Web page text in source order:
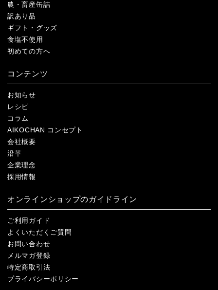
農・畜産缶詰
訳あり品
ギフト・グッズ
食塩不使用
初めての方へ
コンテンツ
お知らせ
レシピ
コラム
AIKOCHAN コンセプト
会社概要
沿革
企業理念
採用情報
オンラインショップのガイドライン
ご利用ガイド
よくいただくご質問
お問い合わせ
メルマガ登録
特定商取引法
プライバシーポリシー